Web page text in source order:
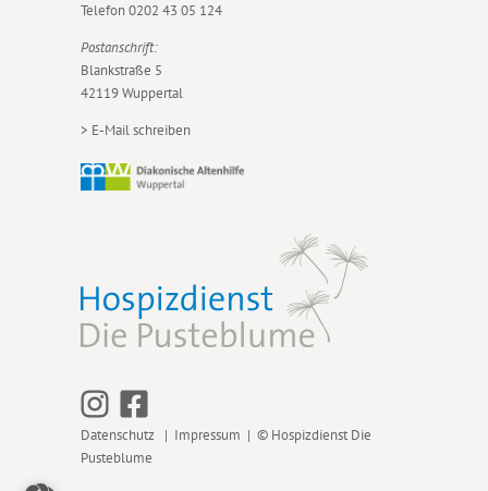
Telefon0202 43 05 124
Postanschrift:
Blankstraße 5
42119 Wuppertal
> E-Mail schreiben
Datenschutz | Impressum | © Hospizdienst Die
Pusteblume